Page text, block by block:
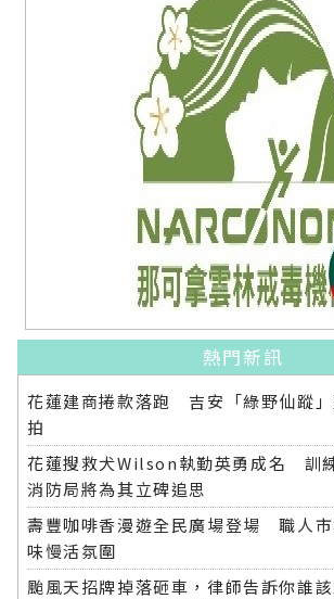
熱門新訊
花蓮建商捲款落跑 吉安「綠野仙蹤
拍
花蓮搜救犬Wilson執勤英勇成名 訓
消防局將為其立碑追思
壽豐咖啡香漫遊全民廣場登場 職人
味慢活氛圍
颱風天招牌掉落砸車，律師告訴你誰